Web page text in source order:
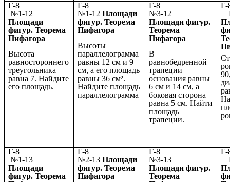
Г-8
№1-12
Площади
фигур. Теорема
Пифагора
Высота
равностороннего
треугольника
равна 7. Найдите
его площадь.
Г-8
№1-12Площади
фигур. Теорема
Пифагора
Высоты
параллелограмма
равны 12 см и 9
см, а его площадь
равны 36 см².
Найдите площадь
параллелограмма
Г-8
№3-12
Площади фигур.
Теорема
Пифагора
В
равнобедренной
трапеции
основания равны
6 см и 14 см, а
боковая сторона
равна 5 см. Найти
площадь
трапеции.
Г-8
№1-13
Площади
фигур. Теорема
Г-8
№2-13Площади
фигур. Теорема
Пифагора
Г-8
№3-13
Площади фигур.
Теорема